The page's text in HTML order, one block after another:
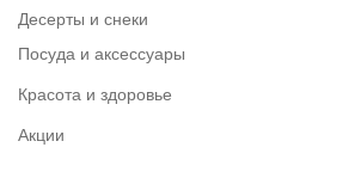
Десерты и снеки
Посуда и аксессуары
Красота и здоровье
Акции